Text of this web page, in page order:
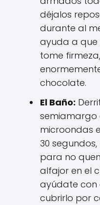
déjalos
durante al
ayuda a que
tome
chocolate.
El Baño:
semiamargo
microondas
30
para no
alfajor en el
ayúdate con
cubrirlo por